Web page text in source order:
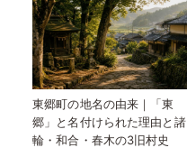
東郷町の地名の由来｜「東
郷」と名付けられた理由と諸
輪・和合・春木の3旧村史